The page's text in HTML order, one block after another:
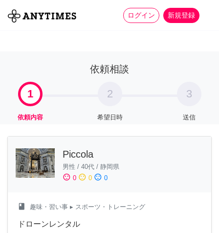
ログイン 新規登録
全て 家事 more_horiz
依頼相談
1
依頼内容
2
希望日時
3
送信
Piccola
男性 / 40代 / 静岡県
sentiment_satisfied 0 sentiment_neutral 0 sentiment_dissatisfied 0
class 趣味・習い事 ▸ スポーツ・トレーニング
ドローンレンタル